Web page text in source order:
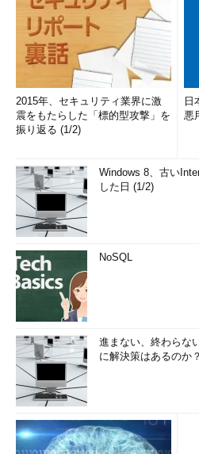
2015年、セキュリティ業界に激
震をもたらした「標的型攻撃」を
振り返る (1/2)
日
悪
Windows 8、古い
した日 (1/2)
NoSQL
進まない、終わらな
に解決策はあるのか